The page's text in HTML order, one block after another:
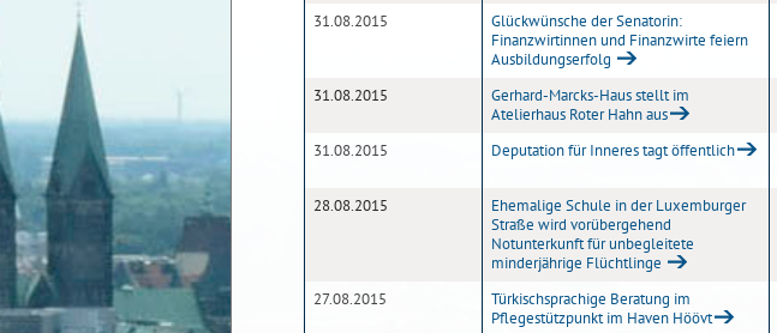
31.08.2015
Glückwünsche der Senatorin:
Finanzwirtinnen und Finanzwirte feiern
Ausbildungserfolg
31.08.2015
Gerhard-Marcks-Haus stellt im
Atelierhaus Roter Hahn aus
31.08.2015 Deputation für Inneres tagt öffentlich
28.08.2015
Ehemalige Schule in der Luxemburger
Straße wird vorübergehend
Notunterkunft für unbegleitete
minderjährige Flüchtlinge
27.08.2015
Türkischsprachige Beratung im
Pflegestützpunkt im Haven Höövt